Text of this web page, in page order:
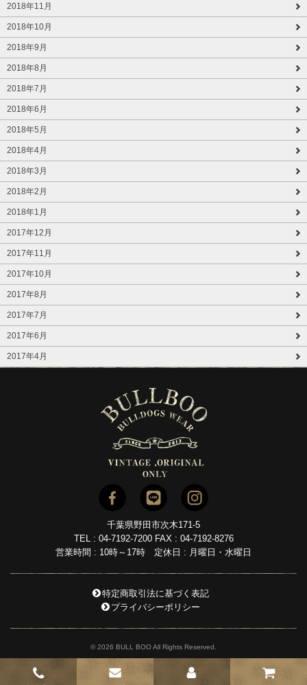
2018年11月
2018年10月
2018年9月
2018年8月
2018年7月
2018年6月
2018年5月
2018年4月
2018年3月
2018年2月
2018年1月
2017年12月
2017年11月
2017年10月
2017年8月
2017年7月
2017年6月
2017年4月
千葉県野田市次木171-5
TEL : 04-7192-7200 FAX : 04-7192-8276
営業時間 : 10時～17時 定休日 : 月曜日・水曜日
特定商取引法に基づく表記
プライバシーポリシー
© 2026 BULL BOO All Rights Reserved.